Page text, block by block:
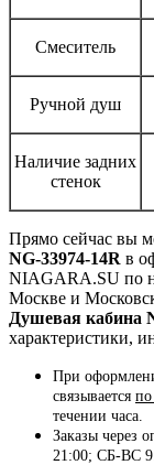
Смеситель
Ручной душ
Наличие задних
стенок
Прямо сейчас вы
NG-33974-14R в
NIAGARA.SU по
Москве и
Душевая кабина
характеристики,
При
связывается по
течении часа.
Заказы через
21:00; СБ-ВС